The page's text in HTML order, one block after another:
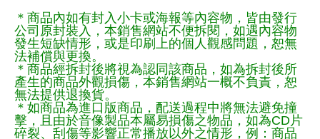
＊商品內如有封入小卡或海報等內容物，皆由發行
公司原封裝入，本銷售網站不便拆閱，如遇內容物
發生短缺情形，或是印刷上的個人觀感問題，恕無
法補償與更換。
＊商品經拆封後將視為認同該商品，如為拆封後所
產生的商品外觀損傷，本銷售網站一概不負責，恕
無法提供退換貨。
＊如商品為進口版商品，配送過程中將無法避免撞
擊，且由於音像製品本屬易損傷之物品，如為CD片
碎裂、刮傷等影響正常播放以外之情形，例：商品